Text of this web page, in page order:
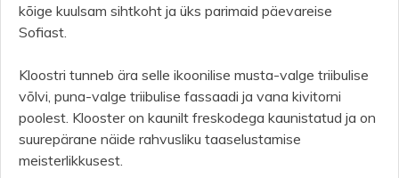
kõige kuulsam sihtkoht ja üks parimaid päevareise
Sofiast.
Kloostri tunneb ära selle ikoonilise musta-valge triibulise
võlvi, puna-valge triibulise fassaadi ja vana kivitorni
poolest. Klooster on kaunilt freskodega kaunistatud ja on
suurepärane näide rahvusliku taaselustamise
meisterlikkusest.